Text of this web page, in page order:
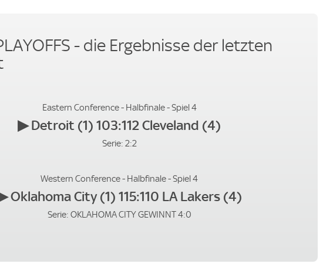
- die Ergebnisse der letzten
Eastern Conference - Halbfinale - Spiel 4
▶Detroit (1) 103:112 Cleveland (4)
Serie: 2:2
Western Conference - Halbfinale - Spiel 4
Oklahoma City (1) 115:110 LA Lakers (4)
Serie: OKLAHOMA CITY GEWINNT 4:0